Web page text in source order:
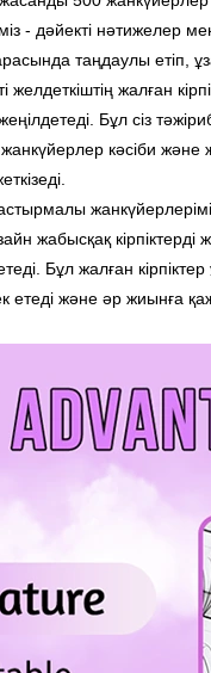
- дәйекті нәтижелер
таңдаулы етіп,
желдеткіштің жалған
Бұл сіз
кәсіби
жабысқақ
Бұл жалған
етеді және әр жиынға